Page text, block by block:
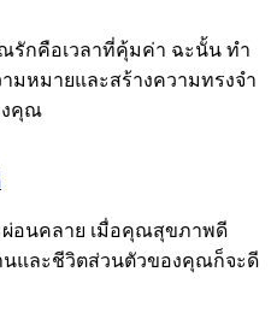
รักคือเวลาที่คุ้มค่า ฉะนั้น ทำ
มหมายและสร้างความทรงจำ
งคุณ
ผ่อนคลาย เมื่อคุณสุขภาพดี
นและชีวิตส่วนตัวของคุณก็จะดี